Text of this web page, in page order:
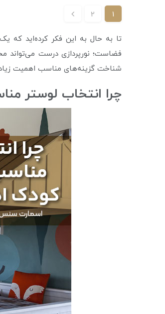
1
2
تا به حال به این فکر کرده‌اید که
فضاست؛ نورپردازی درست می‌تواند
شناخت گزینه‌های مناسب اهمیت
چرا انتخاب لوستر